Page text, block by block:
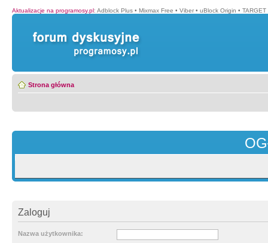
Aktualizacje na programosy.pl: Adblock Plus • Mixmax Free • Viber • uBlock Origin •
Strona główna
Zaloguj
Nazwa użytkownika: